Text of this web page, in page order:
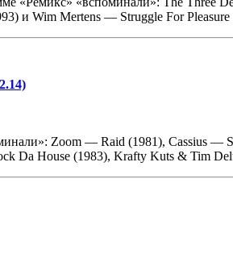
и Wim Mertens — Struggle For
Zoom — Raid (1981), Cassius
Da House (1983), Krafty Kuts & Tim